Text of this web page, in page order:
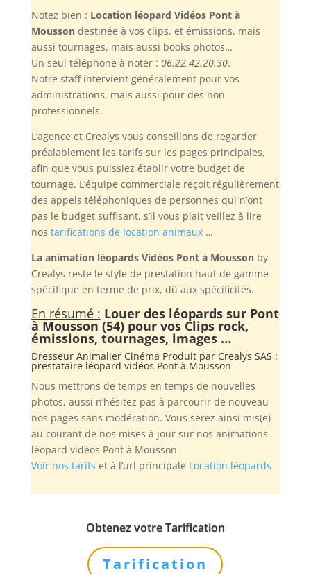
Notez bien : Location léopard Vidéos Pont à
Moussondestinée à vos clips, et émissions, mais
aussi tournages, mais aussi books photos…
Un seul téléphone à noter : 06.22.42.20.30.
Notre staff intervient généralement pour vos
administrations, mais aussi pour des non
professionnels.
L’agence et Crealys vous conseillons de regarder
préalablement les tarifs sur les pages principales,
afin que vous puissiez établir votre budget de
tournage. L’équipe commerciale reçoit régulièrement
des appels téléphoniques de personnes qui n’ont
pas le budget suffisant, s’il vous plait veillez à lire
nos tarifications de location animaux…
La animation léopards Vidéos Pont à Moussonby
Crealys reste le style de prestation haut de gamme
spécifique en terme de prix, dû aux spécificités.
En résumé : Louer des léopards sur Pont
à Mousson (54) pour vos Clips rock,
émissions, tournages, images …
Dresseur Animalier Cinéma Produit par Crealys SAS :
prestataire léopard vidéos Pont à Mousson
Nous mettrons de temps en temps de nouvelles
photos, aussi n’hésitez pas à parcourir de nouveau
nos pages sans modération. Vous serez ainsi mis(e)
au courant de nos mises à jour sur nos animations
léopard vidéos Pont à Mousson.
Voir nos tarifs et à l’url principale Location léopards
Obtenez votre Tarification
Tarification